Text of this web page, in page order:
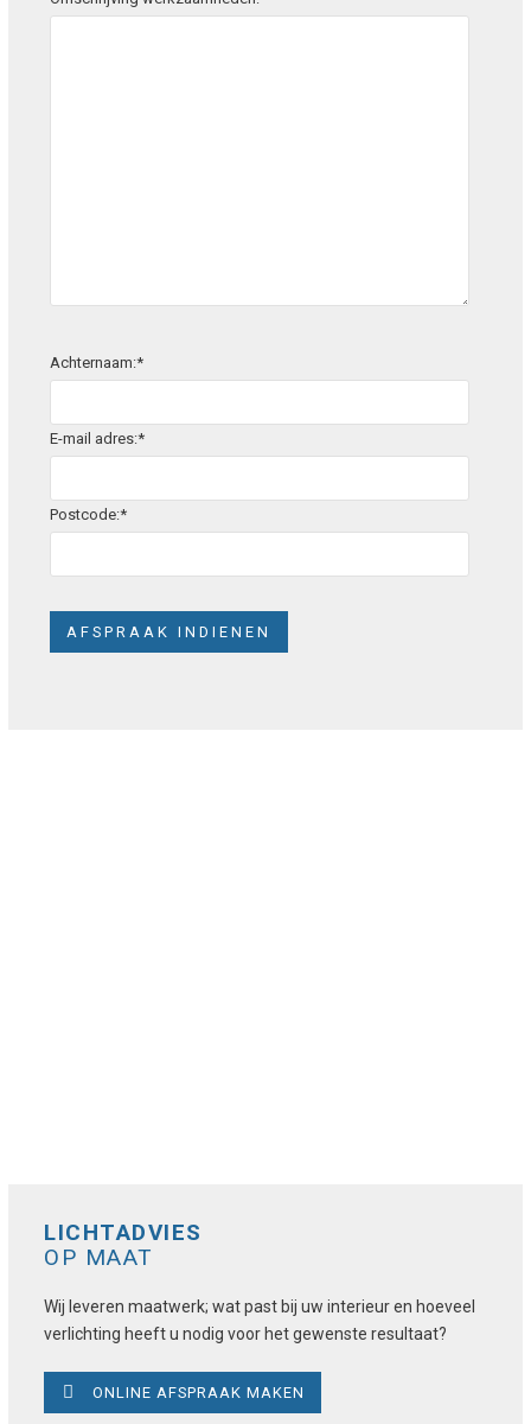
Achternaam:*
E-mail adres:*
Postcode:*
LICHTADVIES
OP MAAT
Wij leveren maatwerk; wat past bij uw interieur en hoeveel
verlichting heeft u nodig voor het gewenste resultaat?
ONLINE AFSPRAAK MAKEN